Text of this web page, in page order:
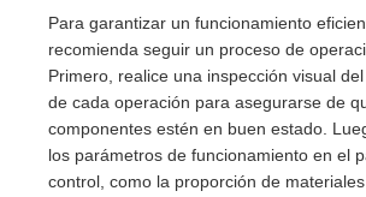
Para garantizar un funcionamiento
recomienda seguir un proceso de
Primero, realice una inspección visual
de cada operación para asegurarse de
componentes estén en buen estado.
los parámetros de funcionamiento en el
control, como la proporción de